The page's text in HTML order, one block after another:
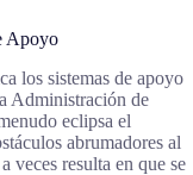
Apoyo
los sistemas de apoyo
Administración de
eclipsa el
abrumadores al
veces resulta en que se